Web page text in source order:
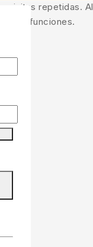
visitas repetidas.
y funciones.